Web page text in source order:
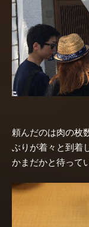
頼んだのは肉の枚
ぶりが着々と到着
かまだかと待って